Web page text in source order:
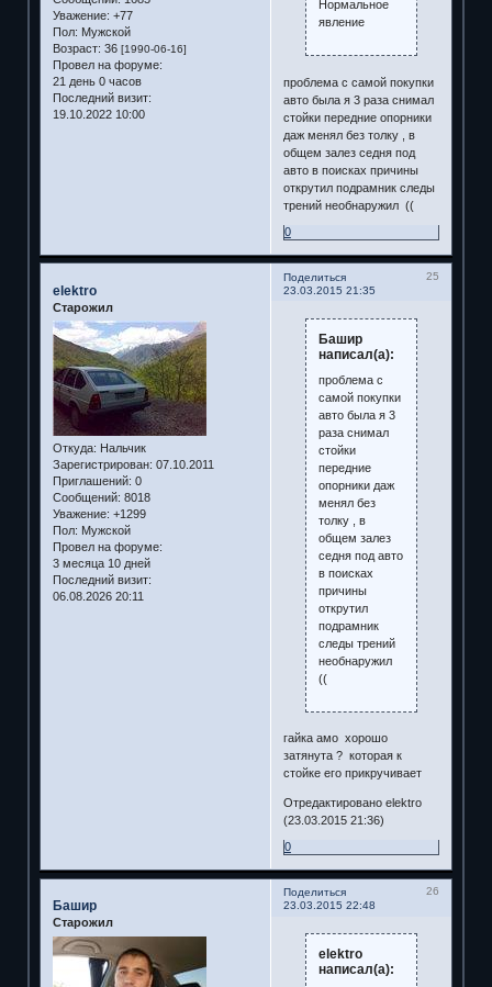
Уважение: +77
Пол: Мужской
Возраст: 36 [1990-06-16]
Провел на форуме:
21 день 0 часов
Последний визит:
19.10.2022 10:00
Нормальное
явление
проблема с самой покупки
авто была я 3 раза снимал
стойки передние опорники
даж менял без толку , в
общем залез седня под
авто в поисках причины
открутил подрамник следы
трений необнаружил ((
0
Поделиться
25
23.03.2015 21:35
elektro
Старожил
Откуда: Нальчик
Зарегистрирован: 07.10.2011
Приглашений: 0
Сообщений: 8018
Уважение: +1299
Пол: Мужской
Провел на форуме:
3 месяца 10 дней
Последний визит:
06.08.2026 20:11
Башир
написал(а):
проблема с
самой покупки
авто была я 3
раза снимал
стойки
передние
опорники даж
менял без
толку , в
общем залез
седня под авто
в поисках
причины
открутил
подрамник
следы трений
необнаружил
((
гайка амо хорошо
затянута ? которая к
стойке его прикручивает
Отредактировано elektro
(23.03.2015 21:36)
0
Поделиться
26
23.03.2015 22:48
Башир
Старожил
elektro
написал(а):